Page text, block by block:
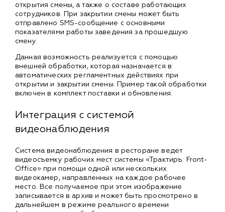
открытия смены, а также о составе работающих
сотрудников. При закрытии смены может быть
отправлено SMS-сообщение с основными
показателями работы заведения за прошедшую
смену.
Данная возможность реализуется с помощью
внешней обработки, которая назначается в
автоматических регламентных действиях при
открытии и закрытии смены. Пример такой обработки
включен в комплект поставки и обновления.
Интеграция с системой
видеонаблюдения
Система видеонаблюдения в ресторане ведет
видеосъемку рабочих мест системы «Трактиръ: Front-
Office» при помощи одной или нескольких
видеокамер, направленных на каждое рабочее
место. Все получаемое при этом изображение
записывается в архив и может быть просмотрено в
дальнейшем в режиме реального времени